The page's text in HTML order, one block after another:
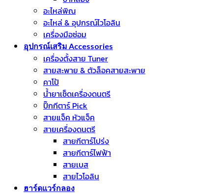
อะไหล่พิณ
อะไหล่ & อุปกรณ์ไวโอลิน
เครื่องมือซ่อม
อุปกรณ์เสริม Accessories
เครื่องตั้งสาย Tuner
สายสะพาย & ตัวล็อคสายสะพาย
คาโป้
น้ำยาเช็ดเครื่องดนตรี
ปิ๊กกีตาร์ Pick
สายแจ็ค หัวแจ็ค
สายเครื่องดนตรี
สายกีตาร์โปร่ง
สายกีตาร์ไฟฟ้า
สายเบส
สายไวโอลิน
ฮาร์ดแวร์กลอง